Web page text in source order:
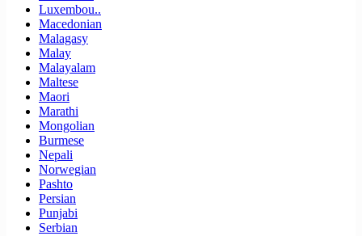
Luxembou..
Macedonian
Malagasy
Malay
Malayalam
Maltese
Maori
Marathi
Mongolian
Burmese
Nepali
Norwegian
Pashto
Persian
Punjabi
Serbian